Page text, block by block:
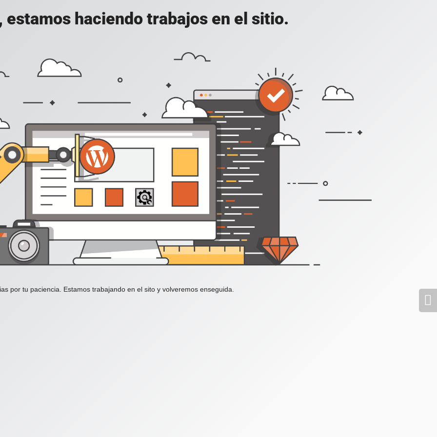
estamos haciendo trabajos en el sitio.
por tu paciencia. Estamos trabajando en el sito y volveremos enseguida.